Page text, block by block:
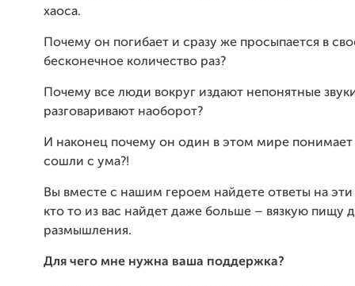
хаоса.
Почему он погибает и сразу же просыпается в
бесконечное количество раз?
Почему все люди вокруг издают непонятные
разговаривают наоборот?
И наконец почему он один в этом мире понимает
сошли с ума?!
Вы вместе с нашим героем найдете ответы на
кто то из вас найдет даже больше – вязкую пищу
размышления.
Для чего мне нужна ваша поддержка?